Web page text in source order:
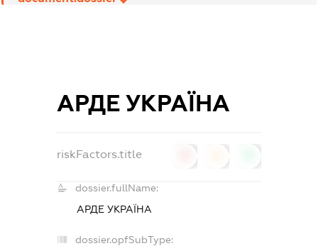
АРДЕ УКРАЇНА
riskFactors.title
dossier.fullName:
АРДЕ УКРАЇНА
dossier.opfSubType: